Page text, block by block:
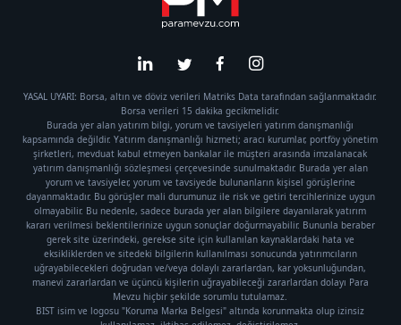
YASAL UYARI: Borsa, altın ve döviz verileri Matriks Data tarafından sağlanmaktadır.
Borsa verileri 15 dakika gecikmelidir.
Burada yer alan yatırım bilgi, yorum ve tavsiyeleri yatırım danışmanlığı
kapsamında değildir. Yatırım danışmanlığı hizmeti; aracı kurumlar, portföy yönetim
şirketleri, mevduat kabul etmeyen bankalar ile müşteri arasında imzalanacak
yatırım danışmanlığı sözleşmesi çerçevesinde sunulmaktadır. Burada yer alan
yorum ve tavsiyeler, yorum ve tavsiyede bulunanların kişisel görüşlerine
dayanmaktadır. Bu görüşler mali durumunuz ile risk ve getiri tercihlerinize uygun
olmayabilir. Bu nedenle, sadece burada yer alan bilgilere dayanılarak yatırım
kararı verilmesi beklentilerinize uygun sonuçlar doğurmayabilir. Bununla beraber
gerek site üzerindeki, gerekse site için kullanılan kaynaklardaki hata ve
eksikliklerden ve sitedeki bilgilerin kullanılması sonucunda yatırımcıların
uğrayabilecekleri doğrudan ve/veya dolaylı zararlardan, kar yoksunluğundan,
manevi zararlardan ve üçüncü kişilerin uğrayabileceği zararlardan dolayı Para
Mevzu hiçbir şekilde sorumlu tutulamaz.
BIST isim ve logosu "Koruma Marka Belgesi" altında korunmakta olup izinsiz